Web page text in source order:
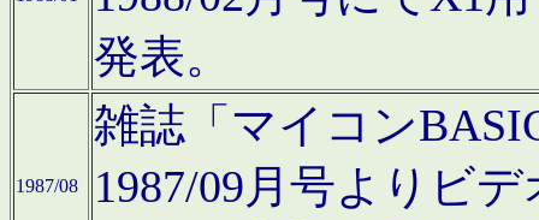
発表。
1987/08
雑誌「マイコン
1987/09月号よりビ